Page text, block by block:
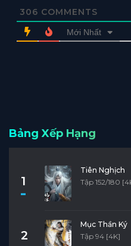
306 COMMENTS
Mới Nhất
Bảng Xếp Hạng
1
Tiên Nghịch
Tập 152/180
2
Mục Thần Ký
Tập 94 [4K]